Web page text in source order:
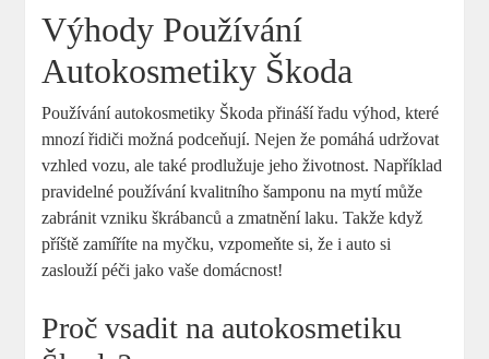
Výhody Používání
Autokosmetiky‍ Škoda
Používání ​autokosmetiky Škoda přináší řadu výhod, které
mnozí ‍řidiči možná podceňují.⁢ Nejen že pomáhá ⁣udržovat
⁣vzhled ⁢vozu, ale​ také prodlužuje ⁣jeho životnost. Například
pravidelné používání kvalitního šamponu​ na⁤ mytí může
zabránit​ vzniku škrábanců a ‍zmatnění laku. Takže ⁢když
příště zamíříte na myčku, vzpomeňte si, že i auto si
zaslouží péči⁢ jako vaše⁤ domácnost!
Proč vsadit na ‍autokosmetiku